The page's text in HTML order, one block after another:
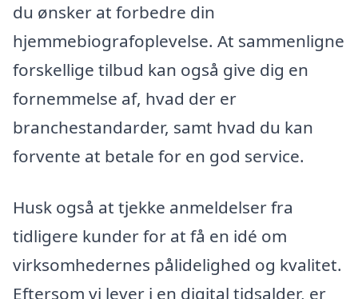
du ønsker at forbedre din
hjemmebiografoplevelse. At sammenligne
forskellige tilbud kan også give dig en
fornemmelse af, hvad der er
branchestandarder, samt hvad du kan
forvente at betale for en god service.
Husk også at tjekke anmeldelser fra
tidligere kunder for at få en idé om
virksomhedernes pålidelighed og kvalitet.
Eftersom vi lever i en digital tidsalder, er